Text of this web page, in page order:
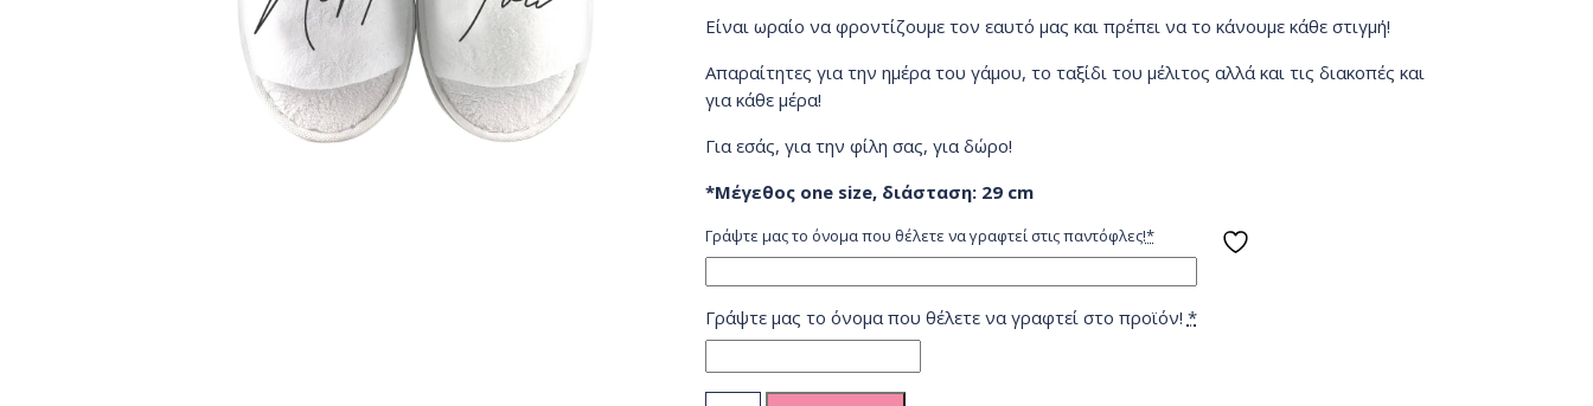
Είναι ωραίο να φροντίζουμε τον εαυτό μας και πρέπει να το κάνουμε κάθε στιγμή!
Απαραίτητες για την ημέρα του γάμου, το ταξίδι του μέλιτος αλλά και τις διακοπές και
για κάθε μέρα!
Για εσάς, για την φίλη σας, για δώρο!
*Μέγεθος one size, διάσταση: 29 cm
Γράψτε μας το όνομα που θέλετε να γραφτεί στις παντόφλες!*
Γράψτε μας το όνομα που θέλετε να γραφτεί στο προϊόν! *